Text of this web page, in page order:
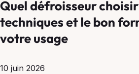
Quel défroisseur
techniques et le bon
votre usage
10 juin 2026